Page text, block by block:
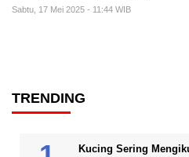
Sabtu, 17 Mei 2025 - 11:44 WIB
TRENDING
Kucing Sering